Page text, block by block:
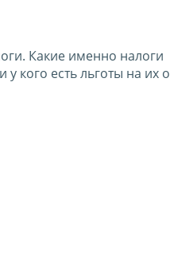
Какие именно налоги
кого есть льготы на их